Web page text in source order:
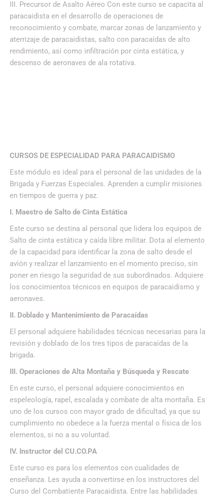
III. Precursor de Asalto Aéreo Con este curso se capacita al
paracaidista en el desarrollo de operaciones de
reconocimiento y combate, marcar zonas de lanzamiento y
aterrizaje de paracaidistas, salto con paracaídas de alto
rendimiento, así como infiltración por cinta estática, y
descenso de aeronaves de ala rotativa.
CURSOS DE ESPECIALIDAD PARA PARACAIDISMO
Este módulo es ideal para el personal de las unidades de la
Brigada y Fuerzas Especiales. Aprenden a cumplir misiones
en tiempos de guerra y paz.
I. Maestro de Salto de Cinta Estática
Este curso se destina al personal que lidera los equipos de
Salto de cinta estática y caída libre militar. Dota al elemento
de la capacidad para identificar la zona de salto desde el
avión y realizar el lanzamiento en el momento preciso, sin
poner en riesgo la seguridad de sus subordinados. Adquiere
los conocimientos técnicos en equipos de paracaidismo y
aeronaves.
II. Doblado y Mantenimiento de Paracaídas
El personal adquiere habilidades técnicas necesarias para la
revisión y doblado de los tres tipos de paracaídas de la
brigada.
III. Operaciones de Alta Montaña y Búsqueda y Rescate
En este curso, el personal adquiere conocimientos en
espeleología, rapel, escalada y combate de alta montaña. Es
uno de los cursos con mayor grado de dificultad, ya que su
cumplimiento no obedece a la fuerza mental o física de los
elementos, si no a su voluntad.
IV. Instructor del CU.CO.PA
Este curso es para los elementos con cualidades de
enseñanza. Les ayuda a convertirse en los instructores del
Curso del Combatiente Paracaidista. Entre las habilidades